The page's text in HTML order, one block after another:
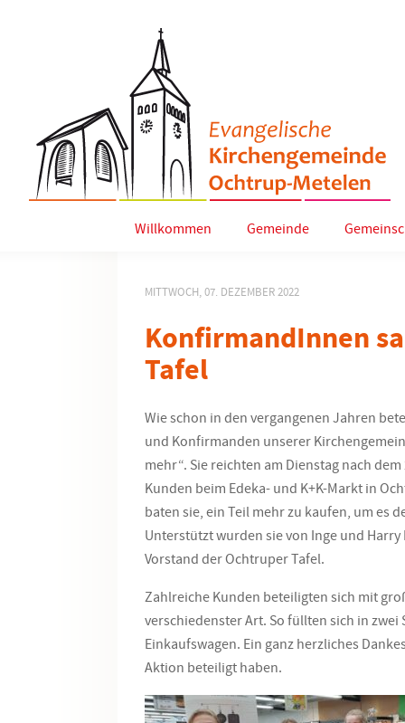
Willkommen Gemeinde
MITTWOCH, 07. DEZEMBER 2022
KonfirmandInnen
Tafel
Wie schon in den vergangenen Jahren
und Konfirmanden unserer
mehr“. Sie reichten am Dienstag nach
Kunden beim Edeka- und K+K-Markt in
baten sie, ein Teil mehr zu kaufen, um es
Unterstützt wurden sie von Inge und
Vorstand der Ochtruper Tafel.
Zahlreiche Kunden beteiligten sich mit
verschiedenster Art. So füllten sich in
Einkaufswagen. Ein ganz herzliches
Aktion beteiligt haben.